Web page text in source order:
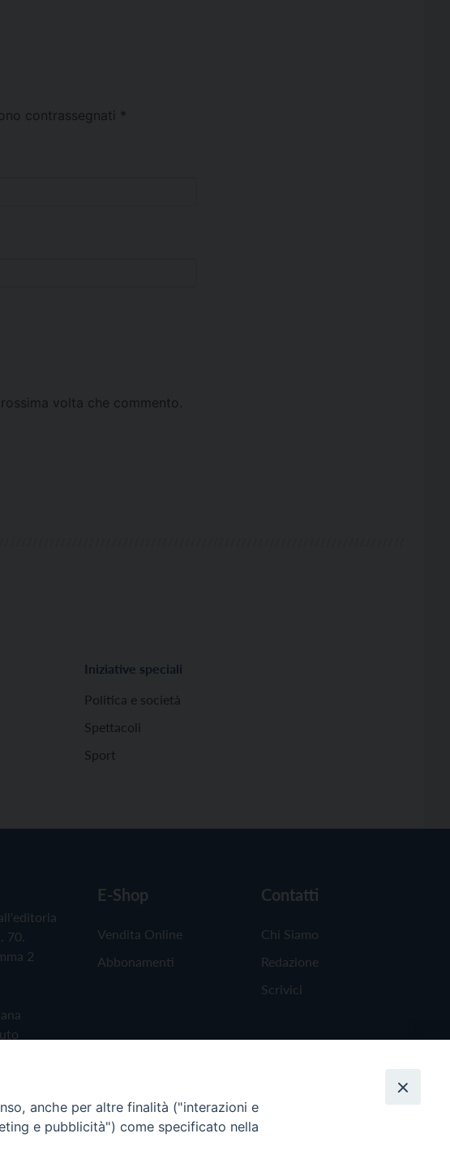
contrassegnati *
volta che commento.
Iniziative speciali
Politica e società
Spettacoli
Sport
70.
2
E-Shop
Vendita Online
Abbonamenti
Contatti
Chi Siamo
Redazione
Scrivici
anche per altre finalità ("interazioni e
e pubblicità") come specificato nella